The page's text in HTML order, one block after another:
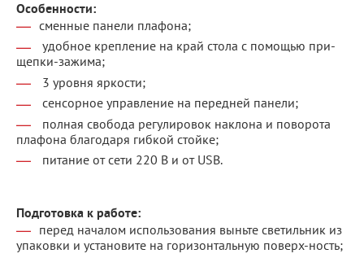
Особенности:
сменные панели плафона;
удобное крепление на край стола с помощью при-
щепки-зажима;
3 уровня яркости;
сенсорное управление на передней панели;
полная свобода регулировок наклона и поворота
плафона благодаря гибкой стойке;
питание от сети 220 В и от USB.
Подготовка к работе:
перед началом использования выньте светильник из
упаковки и установите на горизонтальную поверх-ность;